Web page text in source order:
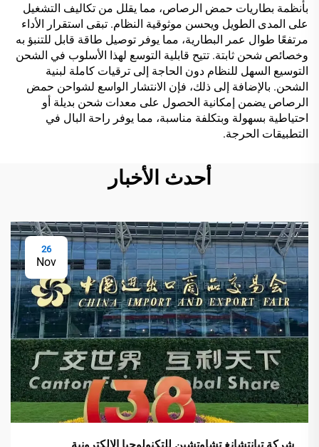
بأنظمة بطاريات حمض الرصاص، مما يقلل من تكاليف التشغيل
على المدى الطويل ويحسن موثوقية النظام. تبقى استقرار الأداء
مرتفعًا طوال عمر البطارية، مما يوفر توصيل طاقة قابل للتنبؤ به
وخصائص شحن ثابتة. تتيح قابلية التوسع لهذا الأسلوب في الشحن
التوسيع السهل للنظام دون الحاجة إلى ترقيات كاملة لبنية
الشحن. بالإضافة إلى ذلك، فإن الانتشار الواسع لشواحن حمض
الرصاص يضمن إمكانية الحصول على معدات شحن بديلة أو
احتياطية بسهولة وبتكلفة مناسبة، مما يوفر راحة البال في
التطبيقات الحرجة.
أحدث الأخبار
26
Nov